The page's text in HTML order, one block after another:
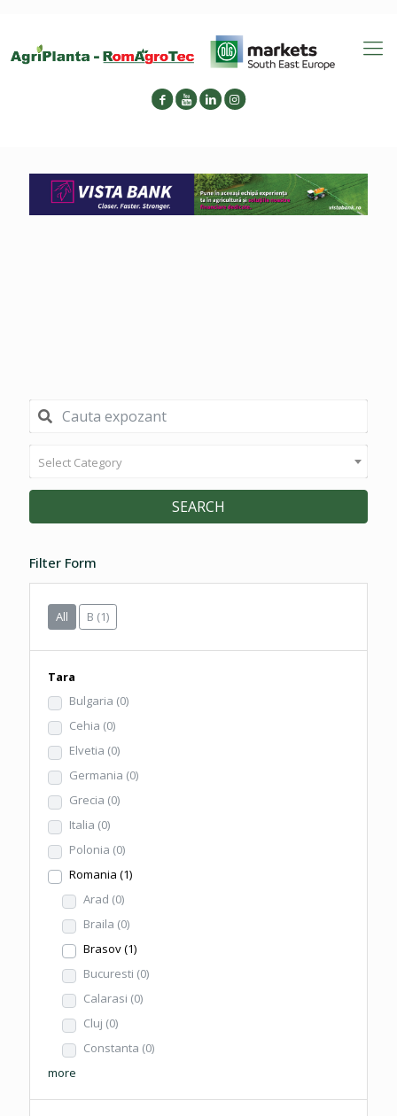
Select Category
SEARCH
Filter Form
All B (1)
Tara
Bulgaria (0)
Cehia (0)
Elvetia (0)
Germania (0)
Grecia (0)
Italia (0)
Polonia (0)
Romania (1)
Arad (0)
Braila (0)
Brasov(1)
Bucuresti (0)
Calarasi (0)
Cluj (0)
Constanta (0)
more